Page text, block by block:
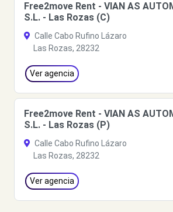
Free2move Rent - VIAN AS
S.L. - Las Rozas (C)
Calle Cabo Rufino Lázaro
Las Rozas, 28232
Ver agencia
Free2move Rent - VIAN AS
S.L. - Las Rozas (P)
Calle Cabo Rufino Lázaro
Las Rozas, 28232
Ver agencia